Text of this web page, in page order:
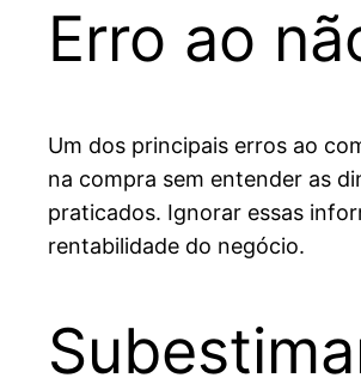
Erro ao
Um dos principais erros ao
na compra sem entender as
praticados. Ignorar essas
rentabilidade do negócio.